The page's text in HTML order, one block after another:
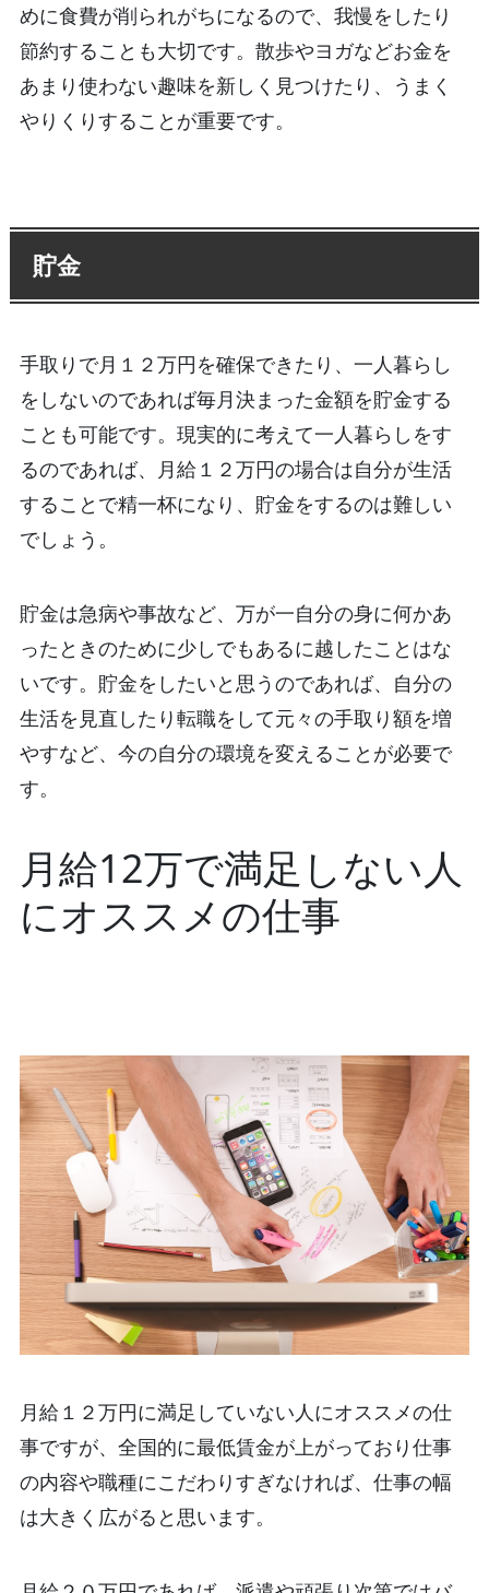
めに食費が削られがちになるので、我慢をしたり
節約することも大切です。散歩やヨガなどお金を
あまり使わない趣味を新しく見つけたり、うまく
やりくりすることが重要です。
貯金
手取りで月１２万円を確保できたり、一人暮らし
をしないのであれば毎月決まった金額を貯金する
ことも可能です。現実的に考えて一人暮らしをす
るのであれば、月給１２万円の場合は自分が生活
することで精一杯になり、貯金をするのは難しい
でしょう。
貯金は急病や事故など、万が一自分の身に何かあ
ったときのために少しでもあるに越したことはな
いです。貯金をしたいと思うのであれば、自分の
生活を見直したり転職をして元々の手取り額を増
やすなど、今の自分の環境を変えることが必要で
す。
月給12万で満足しない人
にオススメの仕事
月給１２万円に満足していない人にオススメの仕
事ですが、全国的に最低賃金が上がっており仕事
の内容や職種にこだわりすぎなければ、仕事の幅
は大きく広がると思います。